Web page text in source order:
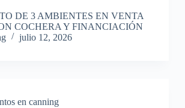
DE 3 AMBIENTES EN VENTA
COCHERA Y FINANCIACIÓN
julio 12, 2026
en canning